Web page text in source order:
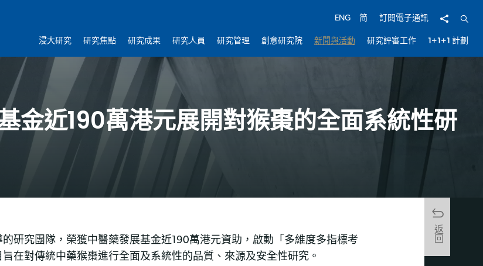
ENG 简 訂閱電子通訊 分享 開啟
浸大研究 研究焦點 研究成果 研究人員 研究管理 創意研究院 新聞與活動 研究評審工作 1+1+1 計劃
金近190萬港元展開對猴棗的全面系統性研
返回
研究團隊，榮獲中醫藥發展基金近190萬港元資助，啟動「多維度多指標考
在對傳統中藥猴棗進行全面及系統性的品質、來源及安全性研究。